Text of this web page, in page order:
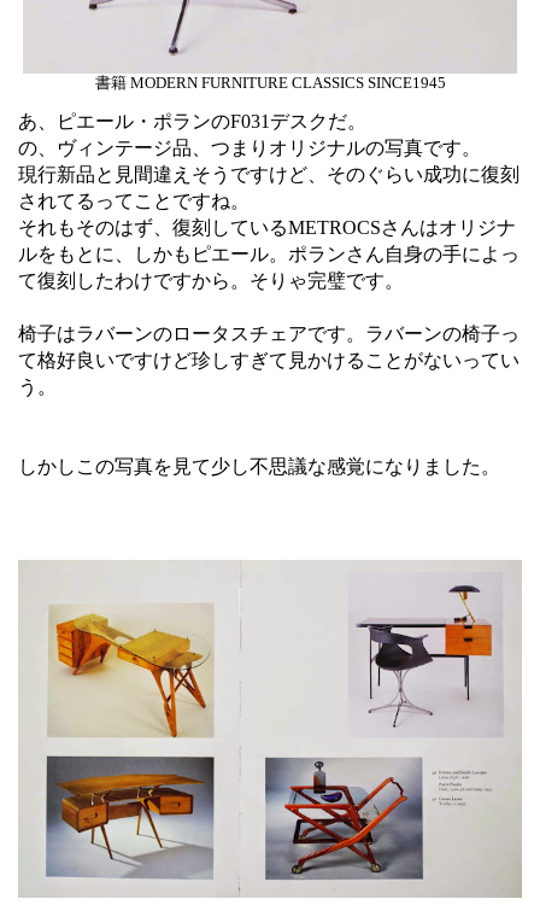
書籍 MODERN FURNITURE CLASSICS SINCE1945
あ、ピエール・ポランのF031デスクだ。
の、ヴィンテージ品、つまりオリジナルの写真です。
現行新品と見間違えそうですけど、そのぐらい成功に復刻
されてるってことですね。
それもそのはず、復刻しているMETROCSさんはオリジナ
ルをもとに、しかもピエール。ポランさん自身の手によっ
て復刻したわけですから。そりゃ完璧です。
椅子はラバーンのロータスチェアです。ラバーンの椅子っ
て格好良いですけど珍しすぎて見かけることがないってい
う。
しかしこの写真を見て少し不思議な感覚になりました。